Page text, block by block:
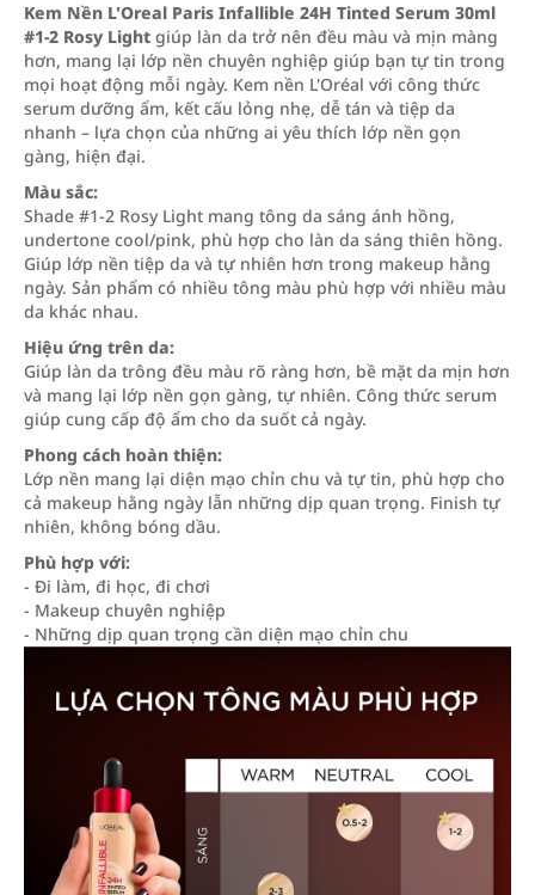
Kem Nền L'Oreal Paris Infallible 24H Tinted Serum 30ml
#1-2 Rosy Light giúp làn da trở nên đều màu và mịn màng
hơn, mang lại lớp nền chuyên nghiệp giúp bạn tự tin trong
mọi hoạt động mỗi ngày. Kem nền L'Oréal với công thức
serum dưỡng ẩm, kết cấu lỏng nhẹ, dễ tán và tiệp da
nhanh – lựa chọn của những ai yêu thích lớp nền gọn
gàng, hiện đại.
Màu sắc:
Shade #1-2 Rosy Light mang tông da sáng ánh hồng,
undertone cool/pink, phù hợp cho làn da sáng thiên hồng.
Giúp lớp nền tiệp da và tự nhiên hơn trong makeup hằng
ngày. Sản phẩm có nhiều tông màu phù hợp với nhiều màu
da khác nhau.
Hiệu ứng trên da:
Giúp làn da trông đều màu rõ ràng hơn, bề mặt da mịn hơn
và mang lại lớp nền gọn gàng, tự nhiên. Công thức serum
giúp cung cấp độ ẩm cho da suốt cả ngày.
Phong cách hoàn thiện:
Lớp nền mang lại diện mạo chỉn chu và tự tin, phù hợp cho
cả makeup hằng ngày lẫn những dịp quan trọng. Finish tự
nhiên, không bóng dầu.
Phù hợp với:
- Đi làm, đi học, đi chơi
- Makeup chuyên nghiệp
- Những dịp quan trọng cần diện mạo chỉn chu